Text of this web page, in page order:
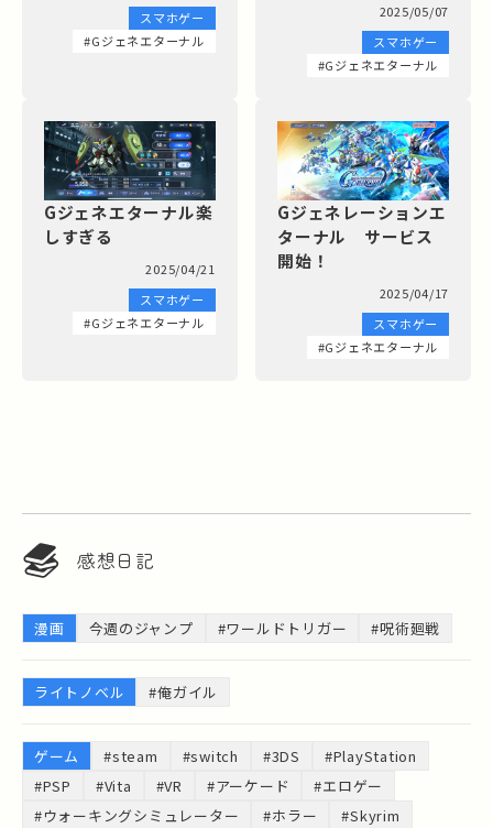
スマホゲー
#Gジェネエターナル
2025/05/07
スマホゲー
#Gジェネエターナル
Gジェネエターナル楽
しすぎる
2025/04/21
スマホゲー
#Gジェネエターナル
Gジェネレーションエ
ターナル サービス
開始！
2025/04/17
スマホゲー
#Gジェネエターナル
感想日記
漫画 今週のジャンプ #ワールドトリガー #呪術廻戦
ライトノベル #俺ガイル
ゲーム #steam #switch #3DS
#PlayStation
#PSP
#Vita #VR #アーケード
#エロゲー
#ウォーキングシミュレーター
#ホラー #Skyrim